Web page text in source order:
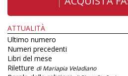
ATTUALITÀ
Ultimo numero
Numeri precedenti
Libri del mese
Riletture di Mariapia Veladiano